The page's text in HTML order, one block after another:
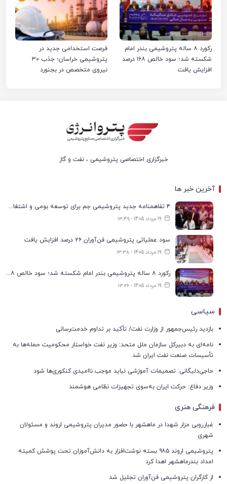
رکورد ۸ ساله پتروشیمی بندر امام
شکسته شد؛ سود خالص ۱۶۸ درصد
افزایش یافت
فرصت استخدامی جدید در
پتروشیمی خراسان؛ جذب ۳۰
نیروی متخصص در بجنورد
خبرگزاری اختصاصی پتروشیمی ، نفت و گاز
آخرین خبر ها
۴ تفاهمنامه جدید پتروشیمی جم برای توسعه بومی و اشتغال در بوشهر
19 مرداد 1405 - ۱۳:۴۹
سود عملیاتی پتروشیمی فن‌آوران ۲۶ درصد افزایش یافت
19 مرداد 1405 - ۱۳:۳۸
رکورد ۸ ساله پتروشیمی بندر امام شکسته شد؛ سود خالص ۱۶۸ درصد افزایش یافت
19 مرداد 1405 - ۱۳:۲۶
سیاسی
بازدید رئیس‌جمهور از وزارت نفت/ تأکید بر تداوم خدمت‌رسانی
نامه‌ای به دبیرکل سازمان ملل متحد: وزیر نفت خواستار محکومیت حمله‌ها به
تأسیسات صنعت نفت ایران شد
حاجی‌دلیگانی: تصمیمات آموزشی نباید موجب ناامیدی کنکوری‌ها شود
وزیر دفاع: حرکت ایران به‌سوی تجهیزات نظامی هوشمند
فرهنگی هنری
غبارروبی مزار شهدا در ماهشهر با حضور مدیران پتروشیمی اروند و مسئولان
شهری
پتروشیمی اروند ۹۸۵ بسته نوشت‌افزار به دانش‌آموزان تحت پوشش کمیته
امداد بندرماهشهر اهدا کرد
از کارگران پتروشیمی فن‌آوران تجلیل شد